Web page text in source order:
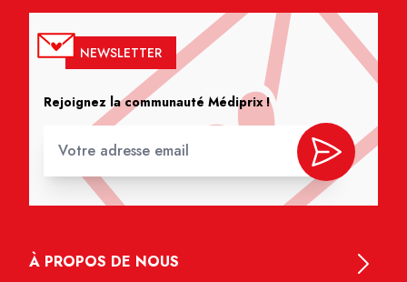
NEWSLETTER
Rejoignez la communauté Médiprix !
À PROPOS DE NOUS